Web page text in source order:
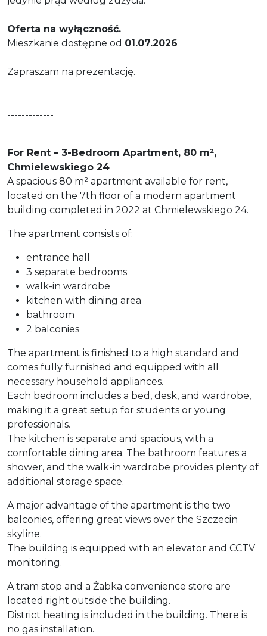
Oferta na wyłączność.
Mieszkanie dostępne od 01.07.2026
Zapraszam na prezentację.
-------------
For Rent – 3-Bedroom Apartment, 80 m²,
Chmielewskiego 24
A spacious 80 m² apartment available for rent,
located on the 7th floor of a modern apartment
building completed in 2022 at Chmielewskiego 24.
The apartment consists of:
entrance hall
3 separate bedrooms
walk-in wardrobe
kitchen with dining area
bathroom
2 balconies
The apartment is finished to a high standard and
comes fully furnished and equipped with all
necessary household appliances.
Each bedroom includes a bed, desk, and wardrobe,
making it a great setup for students or young
professionals.
The kitchen is separate and spacious, with a
comfortable dining area. The bathroom features a
shower, and the walk-in wardrobe provides plenty of
additional storage space.
A major advantage of the apartment is the two
balconies, offering great views over the Szczecin
skyline.
The building is equipped with an elevator and CCTV
monitoring.
A tram stop and a Żabka convenience store are
located right outside the building.
District heating is included in the building. There is
no gas installation.